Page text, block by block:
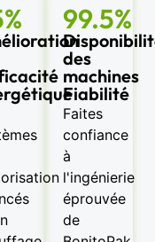
99.5%
des
machines
Fiabilité
Faites
confiance
à
l'ingénierie
éprouvée
de